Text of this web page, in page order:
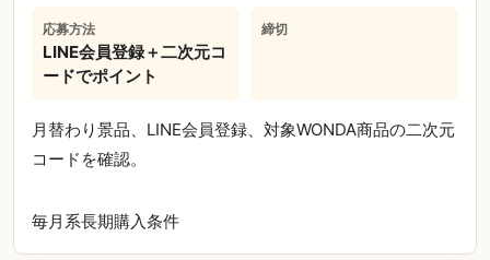
応募方法
LINE会員登録＋二次元コ
ードでポイント
締切
月替わり景品、LINE会員登録、対象WONDA商品の二次元
コードを確認。
毎月系長期購入条件